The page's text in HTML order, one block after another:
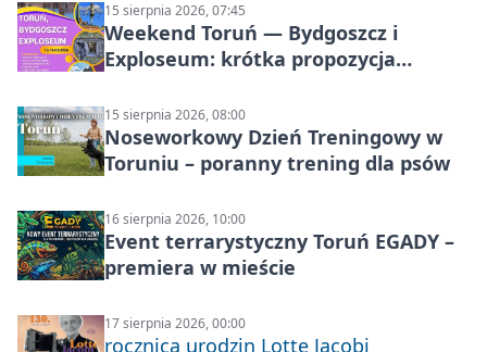
15 sierpnia 2026, 07:45
Weekend Toruń — Bydgoszcz i
Exploseum: krótka propozycja
15 sierpnia 2026, 08:00
Noseworkowy Dzień Treningowy w
Toruniu – poranny trening dla psów
16 sierpnia 2026, 10:00
Event terrarystyczny Toruń EGADY –
premiera w mieście
17 sierpnia 2026, 00:00
rocznica urodzin Lotte Jacobi